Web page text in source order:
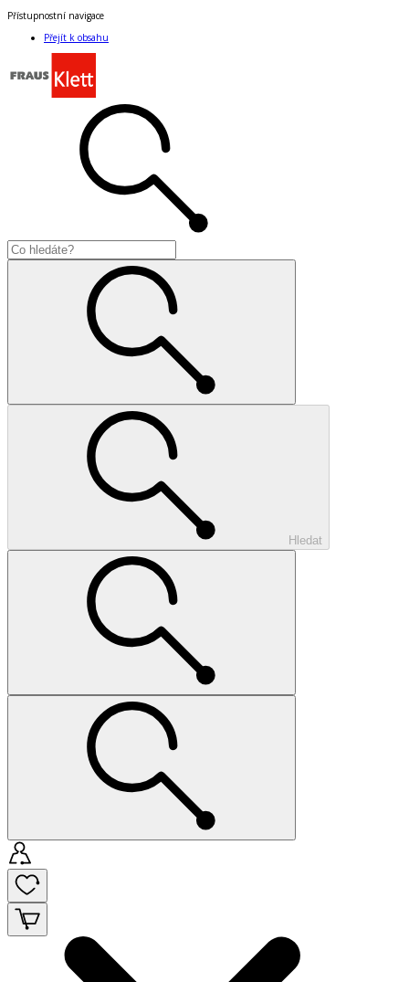
Přístupnostní navigace
Přejít k obsahu
Hledat